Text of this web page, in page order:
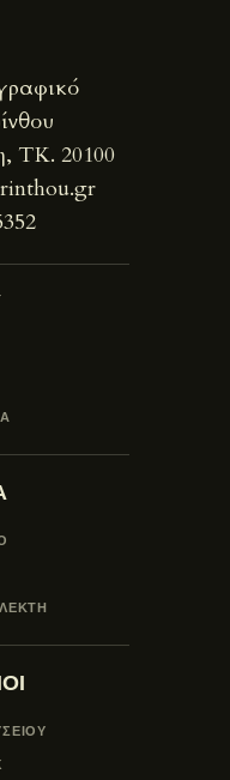
ΤΚ. 20100